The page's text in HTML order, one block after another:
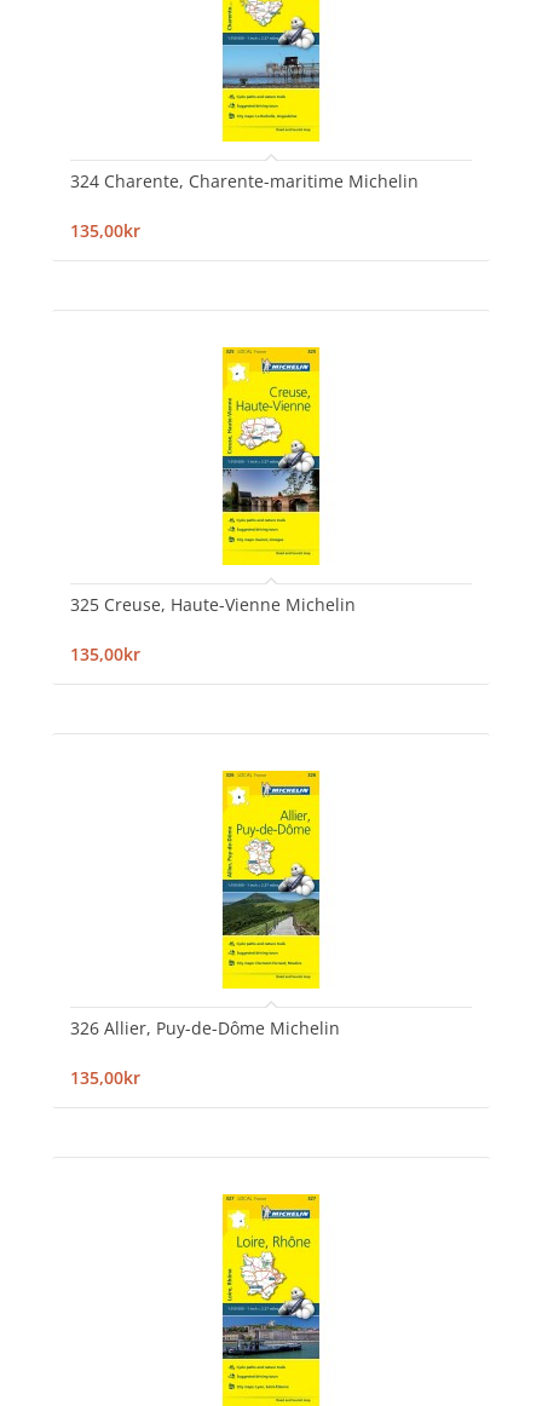
324 Charente, Charente-maritime Michelin
135,00kr
325 Creuse, Haute-Vienne Michelin
135,00kr
326 Allier, Puy-de-Dôme Michelin
135,00kr